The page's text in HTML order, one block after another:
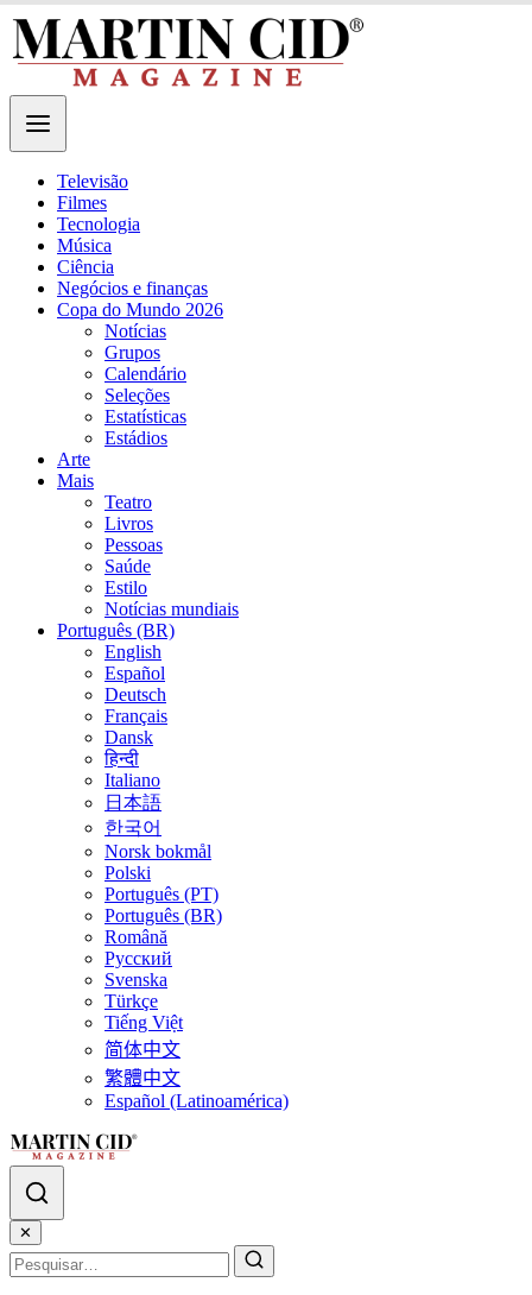
Televisão
Filmes
Tecnologia
Música
Ciência
Negócios e finanças
Copa do Mundo 2026
Notícias
Grupos
Calendário
Seleções
Estatísticas
Estádios
Arte
Mais
Teatro
Livros
Pessoas
Saúde
Estilo
Notícias mundiais
Português (BR)
English
Español
Deutsch
Français
Dansk
हिन्दी
Italiano
日本語
한국어
Norsk bokmål
Polski
Português (PT)
Português (BR)
Română
Русский
Svenska
Türkçe
Tiếng Việt
简体中文
繁體中文
Español (Latinoamérica)
✕